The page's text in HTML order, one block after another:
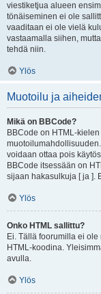
viestiketjua alueen
tönäiseminen ei ole
vaaditaan ei ole vielä
vastaamalla siihen,
tehdä niin.
Ylös
Muotoilu ja
Mikä on BBCode?
BBCode on HTML-
voidaan ottaa pois
BBCode itsessään on
sijaan hakasulkuja [ ja ].
Ylös
Onko HTML sallittu?
Ei. Tällä foorumilla ei
HTML-koodina.
avulla.
Ylös